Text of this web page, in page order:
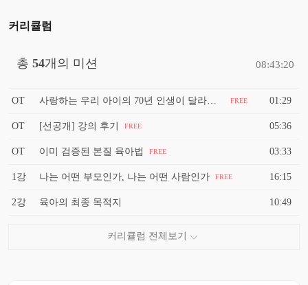
커리큘럼
총 54개의 미션 08:43:20
OT FREE 01:29
OT [선공개] 강의 후기 FREE 05:36
OT 이미 검증된 본질 육아법 FREE 03:33
1강 나는 어떤 부모인가, 나는 어떤 사람인가 FREE 16:15
2강 육아의 최종 목적지 10:49